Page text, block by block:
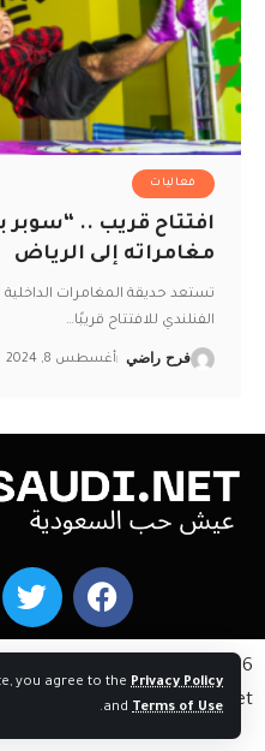
you agree to the Privacy Policy
and Terms of Use
.
فعاليات
افتتاح قريب .. “سوبر
مغامراته إلى الرياض
تستعد حديقة المغامرات
الفنلندي للافتتاح قريبًا…
فرح راضي أغسطس 8, 2024
livelovesaudi.net